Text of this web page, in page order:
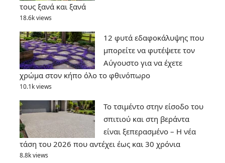
τους ξανά και ξανά
18.6k views
12 φυτά εδαφοκάλυψης που
μπορείτε να φυτέψετε τον
Αύγουστο για να έχετε
χρώμα στον κήπο όλο το φθινόπωρο
10.1k views
Το τσιμέντο στην είσοδο του
σπιτιού και στη βεράντα
είναι ξεπερασμένο – Η νέα
τάση του 2026 που αντέχει έως και 30 χρόνια
8.8k views